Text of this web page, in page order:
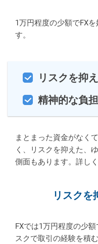
1万円程度の少額でFX
す。
リスクを抑
精神的な負
まとまった資金がなく
く、リスクを抑えた、
側面もあります。詳し
リスクを
FXでは1万円程度の少
スクで取引の経験を積